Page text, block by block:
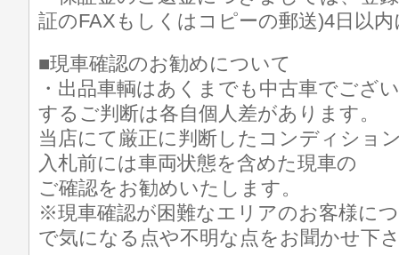
証のFAXもしくはコピーの郵送)4日以
■現車確認のお勧めについて
・出品車輌はあくまでも中古車でござ
するご判断は各自個人差があります。
当店にて厳正に判断したコンディショ
入札前には車両状態を含めた現車の
ご確認をお勧めいたします。
※現車確認が困難なエリアのお客様に
で気になる点や不明な点をお聞かせ下